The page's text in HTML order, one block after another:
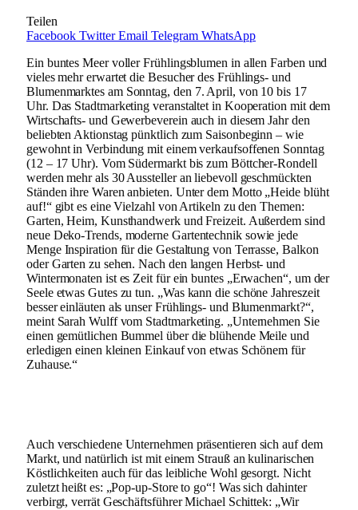
Teilen
Facebook Twitter Email Telegram WhatsApp
Ein buntes Meer voller Frühlingsblumen in allen Farben und
vieles mehr erwartet die Besucher des Frühlings- und
Blumenmarktes am Sonntag, den 7. April, von 10 bis 17
Uhr. Das Stadtmarketing veranstaltet in Kooperation mit dem
Wirtschafts- und Gewerbeverein auch in diesem Jahr den
beliebten Aktionstag pünktlich zum Saisonbeginn – wie
gewohnt in Verbindung mit einem verkaufsoffenen Sonntag
(12 – 17 Uhr). Vom Südermarkt bis zum Böttcher-Rondell
werden mehr als 30 Aussteller an liebevoll geschmückten
Ständen ihre Waren anbieten. Unter dem Motto „Heide blüht
auf!“ gibt es eine Vielzahl von Artikeln zu den Themen:
Garten, Heim, Kunsthandwerk und Freizeit. Außerdem sind
neue Deko-Trends, moderne Gartentechnik sowie jede
Menge Inspiration für die Gestaltung von Terrasse, Balkon
oder Garten zu sehen. Nach den langen Herbst- und
Wintermonaten ist es Zeit für ein buntes „Erwachen“, um der
Seele etwas Gutes zu tun. „Was kann die schöne Jahreszeit
besser einläuten als unser Frühlings- und Blumenmarkt?“,
meint Sarah Wulff vom Stadtmarketing. „Unternehmen Sie
einen gemütlichen Bummel über die blühende Meile und
erledigen einen kleinen Einkauf von etwas Schönem für
Zuhause.“
Auch verschiedene Unternehmen präsentieren sich auf dem
Markt, und natürlich ist mit einem Strauß an kulinarischen
Köstlichkeiten auch für das leibliche Wohl gesorgt. Nicht
zuletzt heißt es: „Pop-up-Store to go“! Was sich dahinter
verbirgt, verrät Geschäftsführer Michael Schittek: „Wir